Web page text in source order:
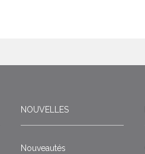
NOUVELLES
Nouveautés